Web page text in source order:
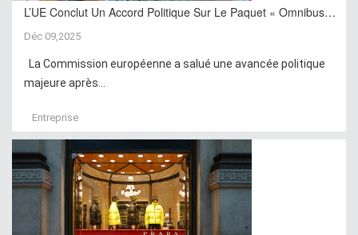
L’UE Conclut Un Accord Politique Sur Le Paquet « Omnibus…
Déc 09,2025
La Commission européenne a salué une avancée politique
majeure après...
Entreprise